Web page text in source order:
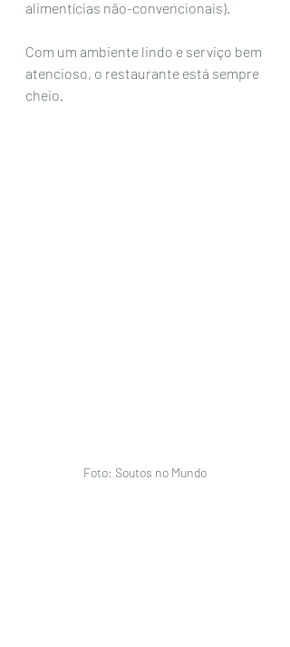
alimentícias não-convencionais).
Com um ambiente lindo e serviço bem
atencioso, o restaurante está sempre
cheio.
Foto: Soutos no Mundo